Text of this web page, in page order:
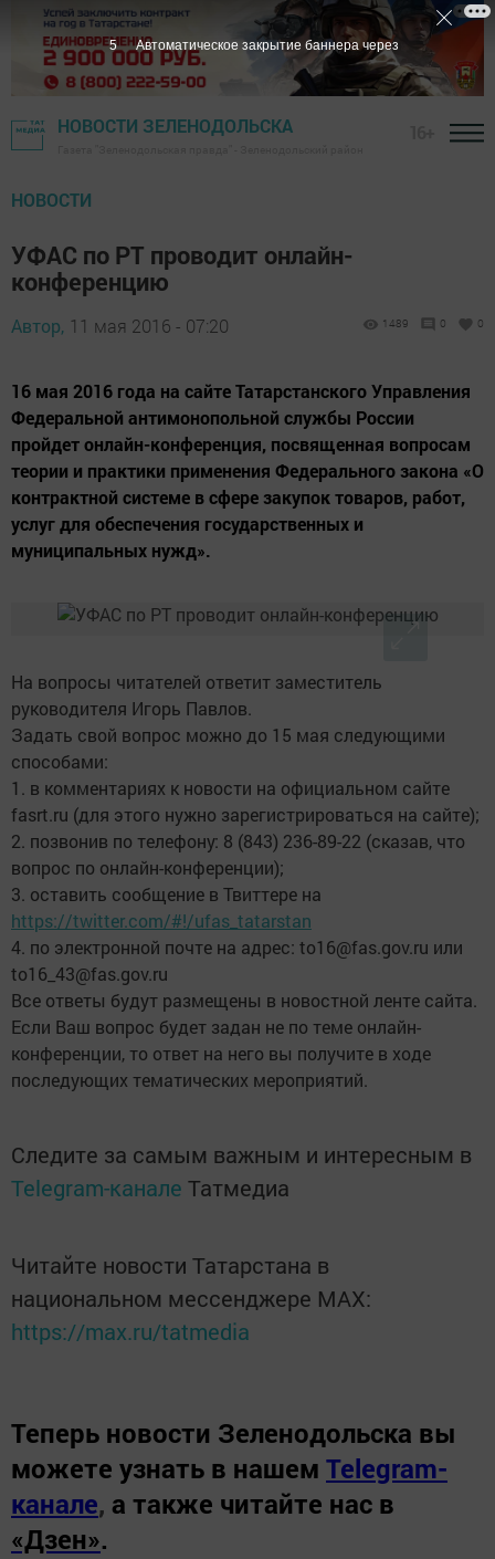
НОВОСТИ ЗЕЛЕНОДОЛЬСКА
НОВОСТИ
УФАС по РТ проводит онлайн-
конференцию
Автор, 11 мая 2016 - 07:20 1489 0 0
16 мая 2016 года на сайте Татарстанского Управления
Федеральной антимонопольной службы России
пройдет онлайн-конференция, посвященная вопросам
теории и практики применения Федерального закона «О
контрактной системе в сфере закупок товаров, работ,
услуг для обеспечения государственных и
муниципальных нужд».
На вопросы читателей ответит заместитель
руководителя Игорь Павлов.
Задать свой вопрос можно до 15 мая следующими
способами:
1. в комментариях к новости на официальном сайте
fasrt.ru (для этого нужно зарегистрироваться на сайте);
2. позвонив по телефону: 8 (843) 236-89-22 (сказав, что
вопрос по онлайн-конференции);
3. оставить сообщение в Твиттере на
https://twitter.com/#!/ufas_tatarstan
4. по электронной почте на адрес: to16@fas.gov.ru или
to16_43@fas.gov.ru
Все ответы будут размещены в новостной ленте сайта.
Если Ваш вопрос будет задан не по теме онлайн-
конференции, то ответ на него вы получите в ходе
последующих тематических мероприятий.
Следите за самым важным и интересным в
Telegram-канале Татмедиа
Читайте новости Татарстана в
национальном мессенджере MАХ:
https://max.ru/tatmedia
Теперь новости Зеленодольска вы
можете узнать в нашем Telegram-
канале, а также читайте нас в
«Дзен».
4 Автоматическое закрытие баннера через